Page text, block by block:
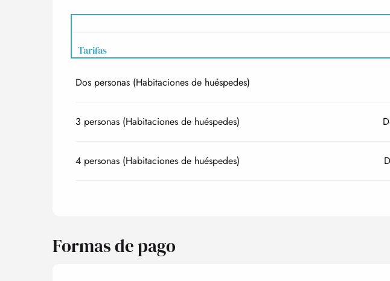
Tarifas
Tarifas 2027
Dos personas (Habitaciones de huéspedes)
3 personas (Habitaciones de huéspedes)
4 personas (Habitaciones de huéspedes)
Formas de pago